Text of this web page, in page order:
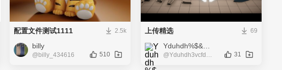
配置文件测试1111 2.5k
billy
@billy_434616 510
上传精选 69
Yduhdh%$&+3vc编辑删除模型
@Yduhdh3vcfdcd_799587 31